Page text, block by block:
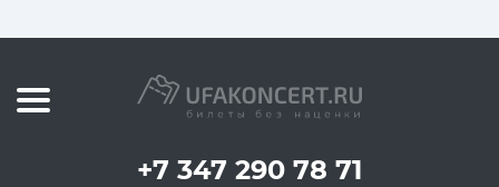
+7 347 290 78 71